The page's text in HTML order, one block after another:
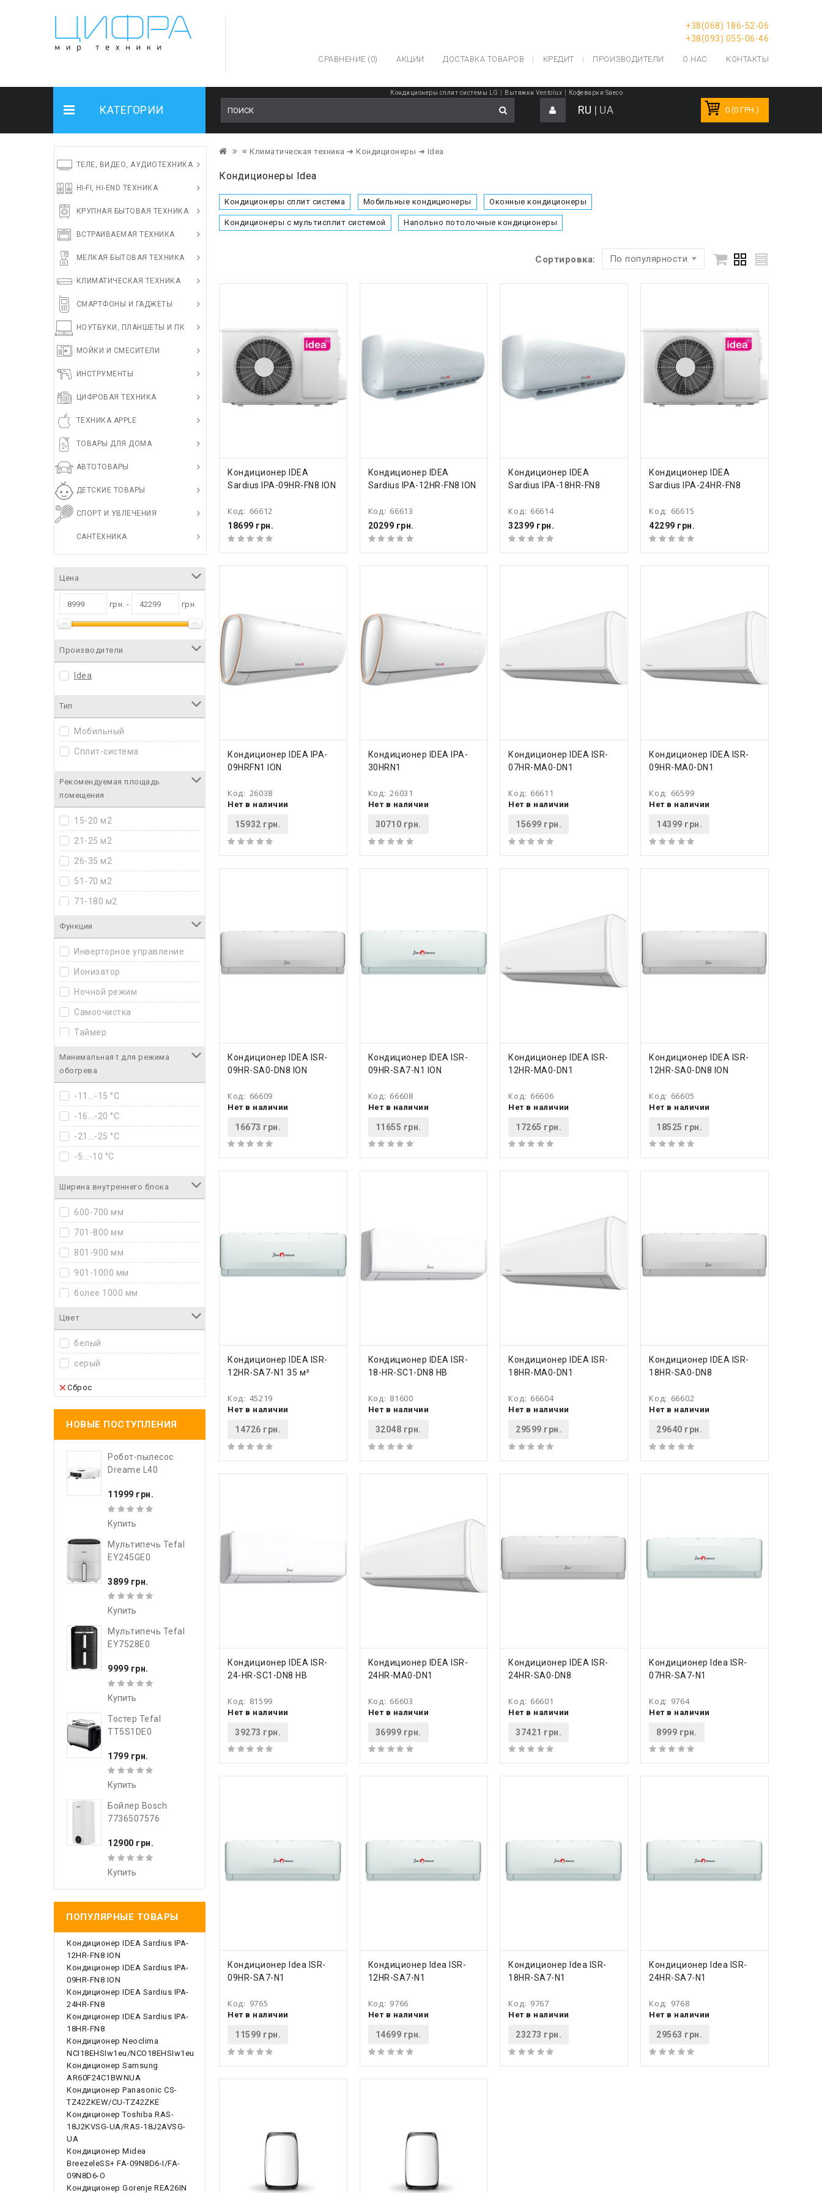
+38(068) 186-52-06
+38(093) 055-06-46
СРАВНЕНИЕ (0) АКЦИИ ДОСТАВКА ТОВАРОВ КРЕДИТ ПРОИЗВОДИТЕЛИ О НАС КОНТАКТЫ
КАТЕГОРИИ
Кондиционеры сплит системы LG Вытяжки Ventolux Кофеварки Saeco
RU | UA 0 (0 ГРН.)
ТЕЛЕ, ВИДЕО, АУДИОТЕХНИКА
HI-FI, HI-END ТЕХНИКА
КРУПНАЯ БЫТОВАЯ ТЕХНИКА
ВСТРАИВАЕМАЯ ТЕХНИКА
МЕЛКАЯ БЫТОВАЯ ТЕХНИКА
КЛИМАТИЧЕСКАЯ ТЕХНИКА
СМАРТФОНЫ И ГАДЖЕТЫ
НОУТБУКИ, ПЛАНШЕТЫ И ПК
МОЙКИ И СМЕСИТЕЛИ
ИНСТРУМЕНТЫ
ЦИФРОВАЯ ТЕХНИКА
ТЕХНИКА APPLE
ТОВАРЫ ДЛЯ ДОМА
АВТОТОВАРЫ
ДЕТСКИЕ ТОВАРЫ
СПОРТ И УВЛЕЧЕНИЯ
САНТЕХНИКА
Цена
грн. - грн.
Производители
Idea
Тип
Мобильный
Сплит-система
Рекомендуемая площадь
помещения
15-20 м2
21-25 м2
26-35 м2
51-70 м2
71-180 м2
Функции
Инверторное управление
Ионизатор
Ночной режим
Самоочистка
Таймер
Минимальная t для режима
обогрева
-11...-15 °C
-16...-20 °C
-21...-25 °C
-5...-10 °C
Ширина внутреннего блока
600-700 мм
701-800 мм
801-900 мм
901-1000 мм
более 1000 мм
Цвет
белый
серый
Сброс
НОВЫЕ ПОСТУПЛЕНИЯ
Робот-пылесос
Dreame L40
11999 грн.
Купить
Мультипечь Tefal
EY245GE0
3899 грн.
Купить
Мультипечь Tefal
EY7528E0
9999 грн.
Купить
Тостер Tefal
TT5S1DE0
1799 грн.
Купить
Бойлер Bosch
7736507576
12900 грн.
Купить
ПОПУЛЯРНЫЕ ТОВАРЫ
Кондиционер IDEA Sardius IPA-
12HR-FN8 ION
Кондиционер IDEA Sardius IPA-
09HR-FN8 ION
Кондиционер IDEA Sardius IPA-
24HR-FN8
Кондиционер IDEA Sardius IPA-
18HR-FN8
Кондиционер Neoclima
NCI18EHSIw1eu/NCO18EHSIw1eu
Кондиционер Samsung
AR60F24C1BWNUA
Кондиционер Panasonic CS-
TZ42ZKEW/CU-TZ42ZKE
Кондиционер Toshiba RAS-
18J2KVSG-UA/RAS-18J2AVSG-
UA
Кондиционер Midea
BreezeleSS+ FA-09N8D6-I/FA-
09N8D6-O
Кондиционер Gorenje REA26IN
≡ Климатическая техника ➔ Кондиционеры ➔ Idea
Кондиционеры Idea
Кондиционеры сплит система Мобильные кондиционеры Оконные кондиционеры
Кондиционеры с мультисплит системой Напольно потолочные кондиционеры
Сортировка: По популярности
КУПИТЬ
Кондиционер IDEA
Sardius IPA-09HR-FN8 ION
Код: 66612
18699 грн.
КУПИТЬ
Кондиционер IDEA
Sardius IPA-12HR-FN8 ION
Код: 66613
20299 грн.
КУПИТЬ
Кондиционер IDEA
Sardius IPA-18HR-FN8
Код: 66614
32399 грн.
КУПИТЬ
Кондиционер IDEA
Sardius IPA-24HR-FN8
Код: 66615
42299 грн.
КУПИТЬ
Кондиционер IDEA IPA-
09HRFN1 ION
Код: 26038
Нет в наличии
15932 грн.
КУПИТЬ
Кондиционер IDEA IPA-
30HRN1
Код:26031
Нет в наличии
30710 грн.
КУПИТЬ
Кондиционер IDEA ISR-
07HR-MA0-DN1
Код: 66611
Нет в наличии
15699 грн.
КУПИТЬ
Кондиционер IDEA ISR-
09HR-MA0-DN1
Код: 66599
Нет в наличии
14399 грн.
КУПИТЬ
Кондиционер IDEA ISR-
09HR-SA0-DN8 ION
Код: 66609
Нет в наличии
16673 грн.
КУПИТЬ
Кондиционер IDEA ISR-
09HR-SA7-N1 ION
Код: 66608
Нет в наличии
11655 грн.
КУПИТЬ
Кондиционер IDEA ISR-
12HR-MA0-DN1
Код: 66606
Нет в наличии
17265 грн.
КУПИТЬ
Кондиционер IDEA ISR-
12HR-SA0-DN8 ION
Код: 66605
Нет в наличии
18525 грн.
КУПИТЬ
Кондиционер IDEA ISR-
12HR-SA7-N1 35 м²
Код: 45219
Нет в наличии
14726 грн.
КУПИТЬ
Кондиционер IDEA ISR-
18-HR-SC1-DN8 HB
Код: 81600
Нет в наличии
32048 грн.
КУПИТЬ
Кондиционер IDEA ISR-
18HR-MA0-DN1
Код: 66604
Нет в наличии
29599 грн.
КУПИТЬ
Кондиционер IDEA ISR-
18HR-SA0-DN8
Код: 66602
Нет в наличии
29640 грн.
КУПИТЬ
Кондиционер IDEA ISR-
24-HR-SC1-DN8 HB
Код: 81599
Нет в наличии
39273 грн.
КУПИТЬ
Кондиционер IDEA ISR-
24HR-MA0-DN1
Код: 66603
Нет в наличии
36999 грн.
КУПИТЬ
Кондиционер IDEA ISR-
24HR-SA0-DN8
Код: 66601
Нет в наличии
37421 грн.
КУПИТЬ
Кондиционер Idea ISR-
07HR-SA7-N1
Код: 9764
Нет в наличии
8999 грн.
КУПИТЬ
Кондиционер Idea ISR-
09HR-SA7-N1
Код: 9765
Нет в наличии
11599 грн.
КУПИТЬ
Кондиционер Idea ISR-
12HR-SA7-N1
Код: 9766
Нет в наличии
14699 грн.
КУПИТЬ
Кондиционер Idea ISR-
18HR-SA7-N1
Код: 9767
Нет в наличии
23273 грн.
КУПИТЬ
Кондиционер Idea ISR-
24HR-SA7-N1
Код: 9768
Нет в наличии
29563 грн.